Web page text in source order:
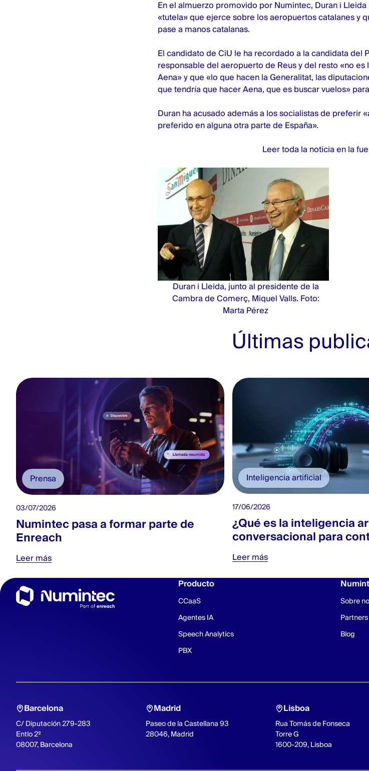
En el almuerzo promovido por Numintec, Duran i
«tutela» que ejerce sobre los aeropuertos catalanes y
pase a manos catalanas.
El candidato de CiU le ha recordado a la candidata del
responsable del aeropuerto de Reus y del resto «no es
Aena» y que «lo que hacen la Generalitat, las
que tendría que hacer Aena, que es buscar vuelos»
Duran ha acusado además a los socialistas de preferir
preferido en alguna otra parte de España».
Leer toda la noticia en la
Duran i Lleida, junto al presidente de la
Cambra de Comerç, Miquel Valls. Foto:
Marta Pérez
Últimas
Prensa
03/07/2026
Numintec pasa a formar parte de
Enreach
Leer más
Inteligencia artificial
17/06/2026
¿Qué es la inteligencia
conversacional para
Leer más
Producto
CCaaS
Agentes IA
Speech Analytics
PBX
Sobre
Partners
Blog
Barcelona
C/ Diputación 279-283
Entlo 2º
08007, Barcelona
Madrid
Paseo de la Castellana 93
28046, Madrid
Lisboa
Rua Tomás de Fonseca
Torre G
1600-209, Lisboa